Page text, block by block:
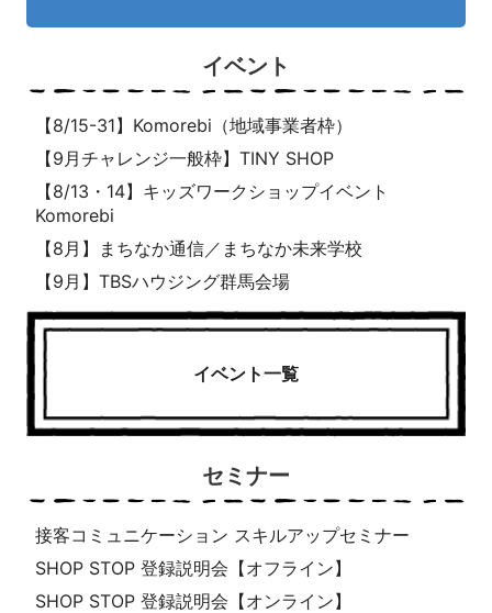
イベント
【8/15-31】Komorebi（地域事業者枠）
【9月チャレンジ一般枠】TINY SHOP
【8/13・14】キッズワークショップイベント
Komorebi
【8月】まちなか通信／まちなか未来学校
【9月】TBSハウジング群馬会場
イベント一覧
セミナー
接客コミュニケーション スキルアップセミナー
SHOP STOP 登録説明会【オフライン】
SHOP STOP 登録説明会【オンライン】